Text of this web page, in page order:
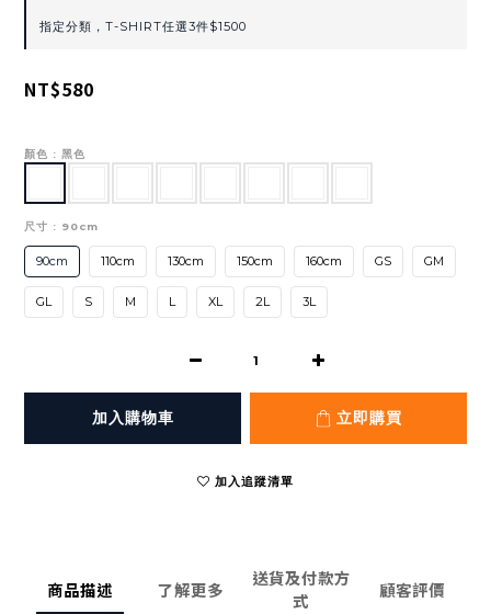
指定分類，T-SHIRT任選3件$1500
NT$580
顏色 : 黑色
尺寸 : 90cm
90cm 110cm 130cm 150cm 160cm GS GM
GL S M L XL 2L 3L
加入購物車 立即購買
加入追蹤清單
商品描述 了解更多
送貨及付款方
式
顧客評價